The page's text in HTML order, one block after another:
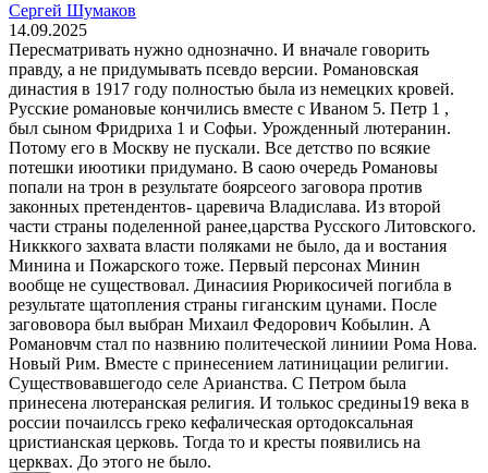
Сергей Шумаков
14.09.2025
Пересматривать нужно однозначно. И вначале говорить
правду, а не придумывать псевдо версии. Романовская
династия в 1917 году полностью была из немецких кровей.
Русские романовые кончились вместе с Иваном 5. Петр 1 ,
был сыном Фридриха 1 и Софьи. Урожденный лютеранин.
Потому его в Москву не пускали. Все детство по всякие
потешки июотики придумано. В саою очередь Романовы
попали на трон в результате боярсеого заговора против
законных претендентов- царевича Владислава. Из второй
части страны поделенной ранее,царства Русского Литовского.
Никккого захвата власти поляками не было, да и востания
Минина и Пожарского тоже. Первый персонах Минин
вообще не существовал. Динасиия Рюрикосичей погибла в
результате щатопления страны гиганским цунами. После
загововора был выбран Михаил Федорович Кобылин. А
Романовчм стал по назвнию политеческой линиии Рома Нова.
Новый Рим. Вместе с принесением латиницации религии.
Существовавшегодо селе Арианства. С Петром была
принесена лютеранская религия. И толькос средины19 века в
россии почаилссь греко кефалическая ортодоксальная
цристианская церковь. Тогда то и кресты появились на
церквах. До этого не было.